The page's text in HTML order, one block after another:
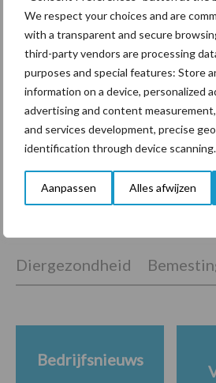
We respect your choices and are
with a transparent and secure
third-party vendors are processing
purposes and special features: Store
information on a device, personalized
advertising and content
and services development, precise
identification through device scanning.
Aanpassen Alles afwijzen
een langere
“Vraag naar
Polen groter
Diergezondheid
Bedrijfsnieuws